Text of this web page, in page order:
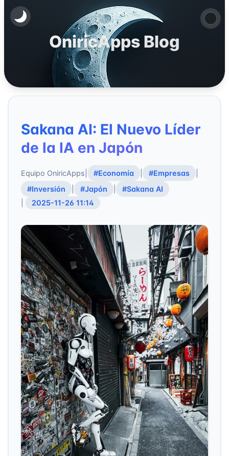
OniricApps Blog
Sakana AI: El Nuevo Líder
de la IA en Japón
Equipo OniricApps #Economía #Empresas
#Inversión
#Japón
#Sakana AI
2025-11-26 11:14